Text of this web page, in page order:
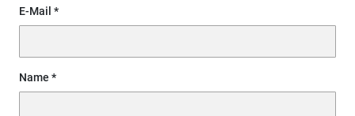
E-Mail
Name